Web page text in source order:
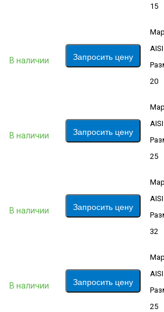
15
В наличии Запросить цену
20
В наличии Запросить цену
25
В наличии Запросить цену
32
В наличии Запросить цену
25